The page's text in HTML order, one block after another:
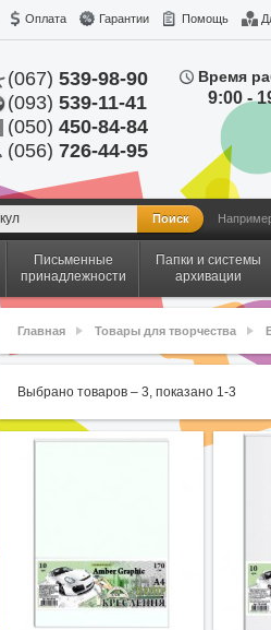
Оплата Гарантии Помощь
(067) 539-98-90
(093) 539-11-41
(050) 450-84-84
(056) 726-44-95
Время
9:00 -
Письменные
принадлежности
Папки и системы
архивации
Главная Товары для творчества
Выбрано товаров – 3, показано 1-3